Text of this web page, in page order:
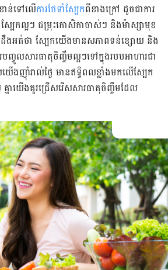
ាន់​​ទៅ​លើ​ការ​ថែទាំ​ស្បែក​ពី​ខាង​ក្រៅ​ ដូចជា​ការ​
ែក​ល្អៗ ជម្រុះ​កោសិកា​ចាស់​ៗ និង​ម៉ាស្សា​មុខ​
ដឹង​អត់​ថា ស្បែក​យើង​មាន​សភាព​ទន់ខ្សោយ​ និង​
ញ្ចូល​សារធាតុ​ចិញ្ចឹម​ល្អ​ៗ​ទៅ​ក្នុង​របប​អាហារ​​ជា​
ង​ញ៉ាំ​រាល់​ថ្ងៃ មាន​ឥទ្ធិពល​​ខ្លាំង​​មក​លើ​ស្បែក​
ា​យើង​គួរ​ជ្រើសរើស​សារធាតុ​ចិញ្ចឹម​ដែល​